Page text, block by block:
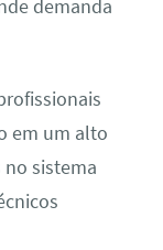
demanda
em um alto
sistema